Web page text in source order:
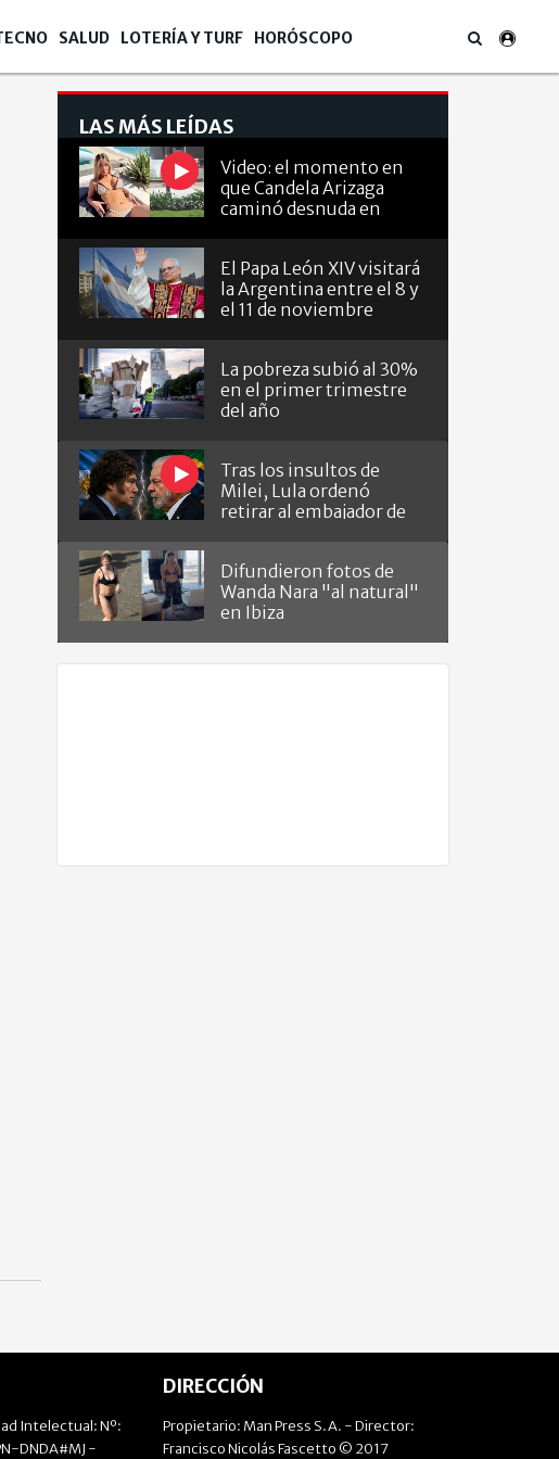
SALUD LOTERÍA Y TURF HORÓSCOPO
LAS MÁS LEÍDAS
Video: el momento en
que Candela Arizaga
caminó desnuda en
El Papa León XIV visitará
la Argentina entre el 8 y
el 11 de noviembre
La pobreza subió al 30%
en el primer trimestre
del año
Tras los insultos de
Milei, Lula ordenó
retirar al embajador de
Difundieron fotos de
Wanda Nara "al natural"
en Ibiza
Intelectual: Nº:
DNDA#MJ -
DIRECCIÓN
Propietario: Man Press S.A. - Director:
Francisco Nicolás Fascetto © 2017